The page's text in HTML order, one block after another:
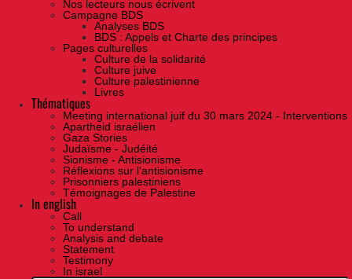
Nos lecteurs nous écrivent
Campagne BDS
Analyses BDS
BDS : Appels et Charte des principes
Pages culturelles
Culture de la solidarité
Culture juive
Culture palestinienne
Livres
Thématiques
Meeting international juif du 30 mars 2024 - Interventions
Apartheid israélien
Gaza Stories
Judaïsme - Judéité
Sionisme - Antisionisme
Réflexions sur l’antisionisme
Prisonniers palestiniens
Témoignages de Palestine
In english
Call
To understand
Analysis and debate
Statement
Testimony
In israel